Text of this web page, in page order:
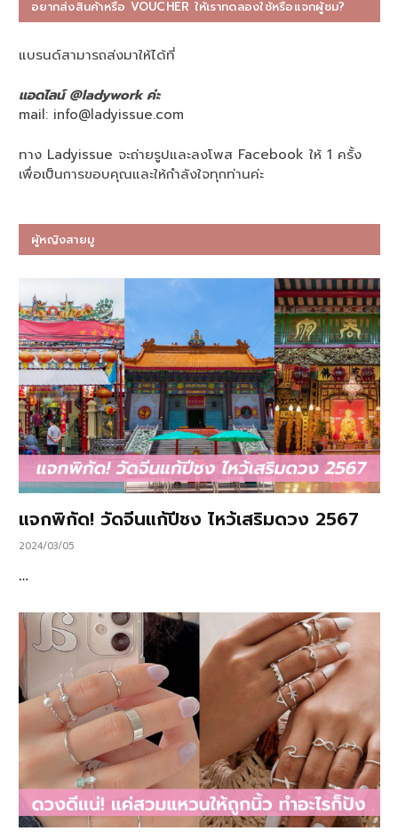
อยากส่งสินค้าหรือ VOUCHER ให้เราทดลองใช้หรือแจกผู้ชม?
แบรนด์สามารถส่งมาให้ได้ที่
แอดไลน์ @ladywork ค่ะ
mail: info@ladyissue.com
ทาง Ladyissue จะถ่ายรูปและลงโพส Facebook ให้ 1 ครั้ง
เพื่อเป็นการขอบคุณและให้กำลังใจทุกท่านค่ะ
ผู้หญิงสายมู
แจกพิกัด! วัดจีนแก้ปีชง ไหว้เสริมดวง 2567
2024/03/05
…